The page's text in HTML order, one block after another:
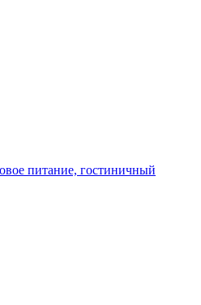
питание, гостиничный